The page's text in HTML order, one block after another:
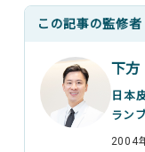
この記事の監修者
下方
日本
ラン
2004